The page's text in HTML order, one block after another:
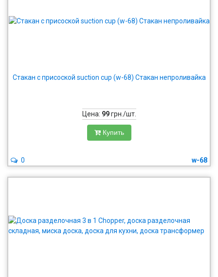
Стакан с присоской suction cup (w-68) Стакан непроливайка
Цена: 99грн./шт.
Купить
w-68
0